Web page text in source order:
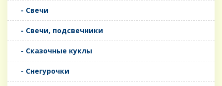
- Свечи
- Свечи, подсвечники
- Сказочные куклы
- Снегурочки